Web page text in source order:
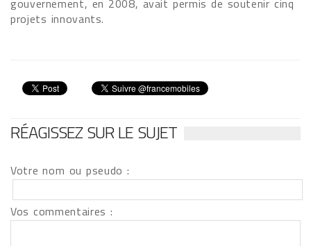
gouvernement, en 2008, avait permis de soutenir cinq
projets innovants.
RÉAGISSEZ SUR LE SUJET
Votre nom ou pseudo :
Vos commentaires :